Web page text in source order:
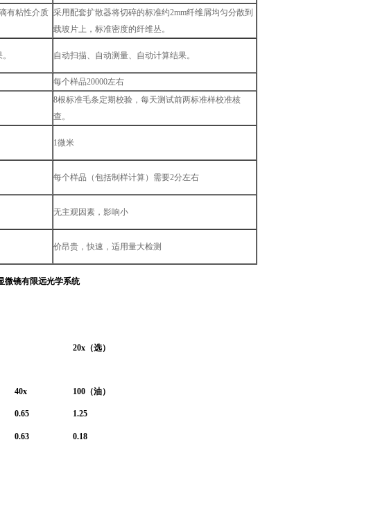
有粘性介质 采用配套扩散器将切碎的标准约2mm纤维屑均匀分散到
载玻片上，标准密度的纤维丛。
自动扫描、自动测量、自动计算结果。
每个样品20000左右
8根标准毛条定期校验，每天测试前两标准样校准核
查。
1微米
每个样品（包括制样计算）需要2分左右
无主观因素，影响小
价昂贵，快速，适用量大检测
微镜有限远光学系统
20x （选）
40x 100 （油）
0.65 1.25
0.63 0.18